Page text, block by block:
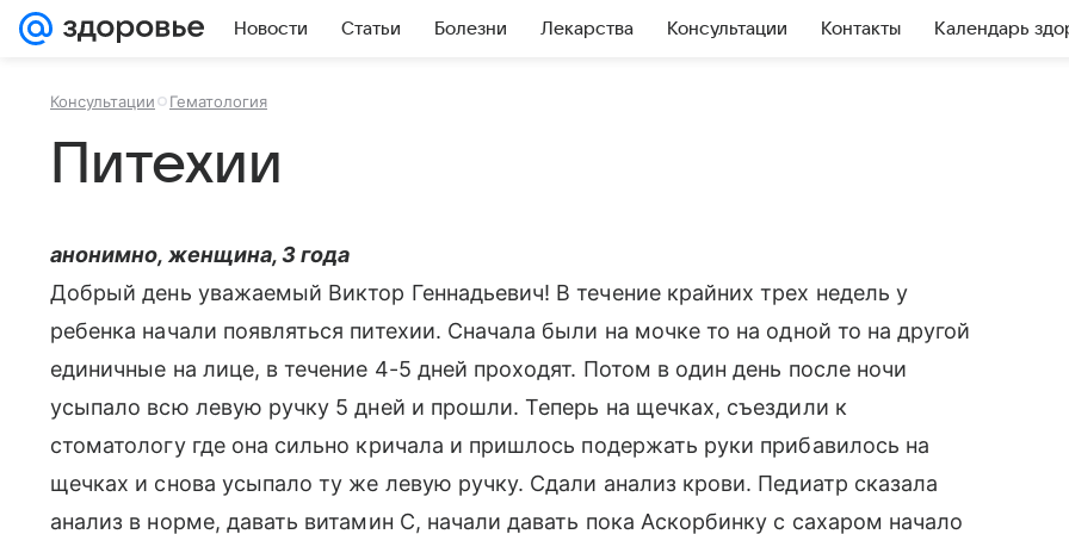
Новости Статьи Болезни Лекарства Консультации Контакты Календарь
Консультации Гематология
Питехии
анонимно, женщина, 3 года
Добрый день уважаемый Виктор Геннадьевич! В течение крайних трех недель у
ребенка начали появляться питехии. Сначала были на мочке то на одной то на другой
единичные на лице, в течение 4-5 дней проходят. Потом в один день после ночи
усыпало всю левую ручку 5 дней и прошли. Теперь на щечках, съездили к
стоматологу где она сильно кричала и пришлось подержать руки прибавилось на
щечках и снова усыпало ту же левую ручку. Сдали анализ крови. Педиатр сказала
анализ в норме, давать витамин С, начали давать пока Аскорбинку с сахаром начало